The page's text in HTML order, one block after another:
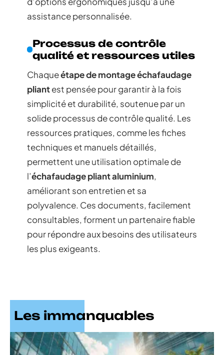
assistance personnalisée.
Processus de contrôle
qualité et ressources utiles
Chaqueétape de montage échafaudage
pliantest pensée pour garantir à la fois
simplicité et durabilité, soutenue par un
solide processus de contrôle qualité. Les
ressources pratiques, comme les fiches
techniques et manuels détaillés,
permettent une utilisation optimale de
l’échafaudage pliant aluminium,
améliorant son entretien et sa
polyvalence. Ces documents, facilement
consultables, forment un partenaire fiable
pour répondre aux besoins des utilisateurs
les plus exigeants.
Les immanquables